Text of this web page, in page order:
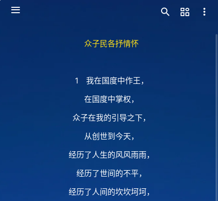
众子民各抒情怀
1 我在国度中作王，
在国度中掌权，
众子在我的引导之下，
从创世到今天，
经历了人生的风风雨雨，
经历了世间的不平，
经历了人间的坎坎坷坷，